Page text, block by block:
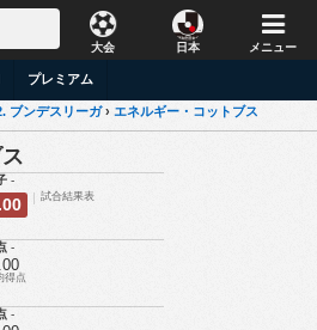
大会 日本 メニュー
プレミアム
ブンデスリーガ› エネルギー・コットブス
-
試合結果表
-
得点
-